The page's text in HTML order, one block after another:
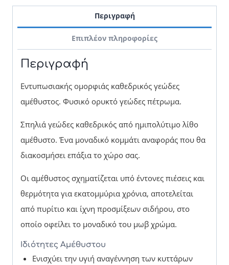
Περιγραφή
Επιπλέον πληροφορίες
Περιγραφή
Εντυπωσιακής ομορφιάς καθεδρικός γεώδες
αμέθυστος. Φυσικό ορυκτό γεώδες πέτρωμα.
Σπηλιά γεώδες καθεδρικός από ημιπολύτιμο λίθο
αμέθυστο. Ένα μοναδικό κομμάτι αναφοράς που θα
διακοσμήσει επάξια το χώρο σας.
Οι αμέθυστος σχηματίζεται υπό έντονες πιέσεις και
θερμότητα για εκατομμύρια χρόνια, αποτελείται
από πυρίτιο και ίχνη προσμίξεων σιδήρου, στο
οποίο οφείλει το μοναδικό του μωβ χρώμα.
Ιδιότητες Αμέθυστου
Ενισχύει την υγιή αναγέννηση των κυττάρων